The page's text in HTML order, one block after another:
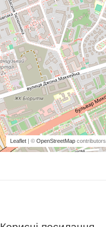
Leaflet| © OpenStreetMapcontributors